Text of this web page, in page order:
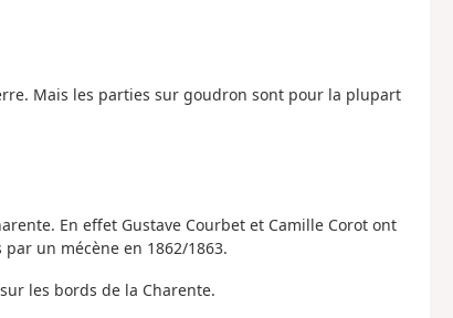
Mais les parties sur goudron sont pour la plupart
En effet Gustave Courbet et Camille Corot ont
un mécène en 1862/1863.
les bords de la Charente.